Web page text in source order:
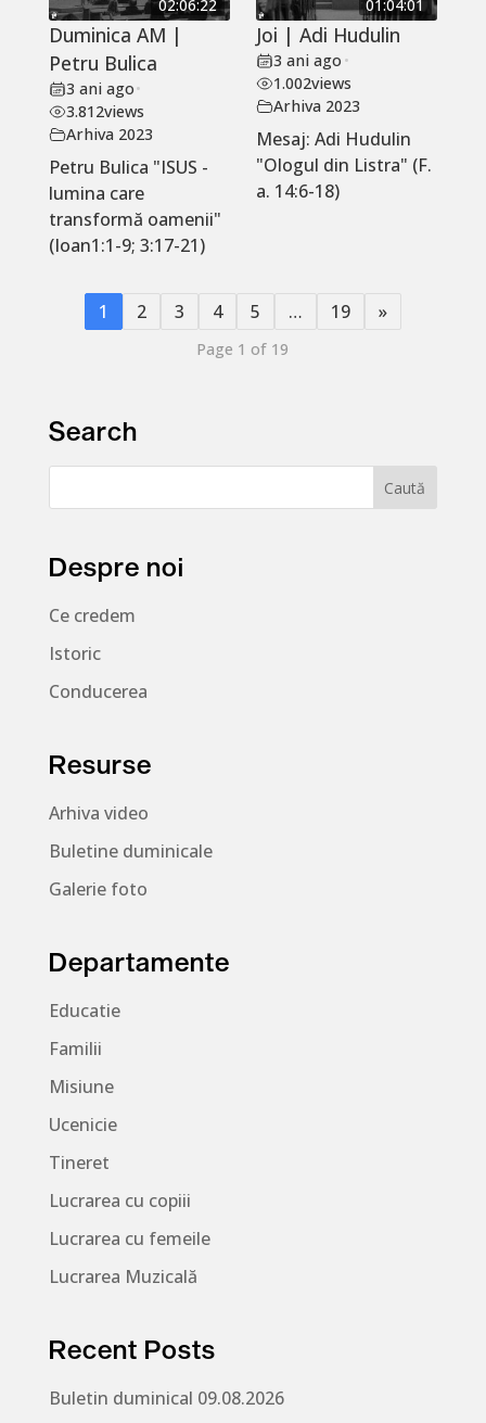
02:06:22
Duminica AM |
Petru Bulica
3 ani ago•
3.812views
Arhiva 2023
Petru Bulica "ISUS -
lumina care
transformă oamenii"
(Ioan1:1-9; 3:17-21)
01:04:01
Joi | Adi Hudulin
3 ani ago •
1.002views
Arhiva 2023
Mesaj: Adi Hudulin
"Ologul din Listra" (F.
a. 14:6-18)
1 2 3 4 5 … 19 »
Page 1 of 19
Search
Despre noi
Ce credem
Istoric
Conducerea
Resurse
Arhiva video
Buletine duminicale
Galerie foto
Departamente
Educatie
Familii
Misiune
Ucenicie
Tineret
Lucrarea cu copiii
Lucrarea cu femeile
Lucrarea Muzicală
Recent Posts
Buletin duminical 09.08.2026